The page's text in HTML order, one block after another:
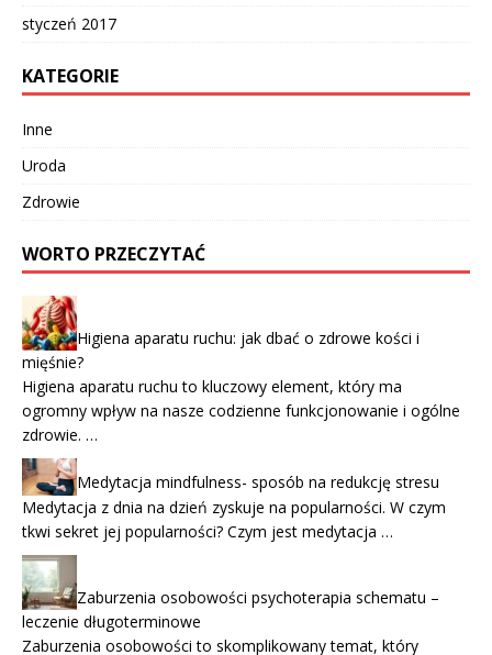
styczeń 2017
KATEGORIE
Inne
Uroda
Zdrowie
WORTO PRZECZYTAĆ
Higiena aparatu ruchu: jak dbać o zdrowe kości i
mięśnie?
Higiena aparatu ruchu to kluczowy element, który ma
ogromny wpływ na nasze codzienne funkcjonowanie i ogólne
zdrowie. …
Medytacja mindfulness- sposób na redukcję stresu
Medytacja z dnia na dzień zyskuje na popularności. W czym
tkwi sekret jej popularności? Czym jest medytacja …
Zaburzenia osobowości psychoterapia schematu –
leczenie długoterminowe
Zaburzenia osobowości to skomplikowany temat, który